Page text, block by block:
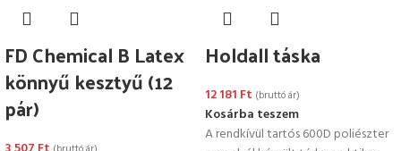
FD Chemical B Latex
könnyű kesztyű (12
pár)
Holdall táska
12 181 Ft (bruttó ár)
Kosárba teszem
A rendkívül tartós 600D poliészter